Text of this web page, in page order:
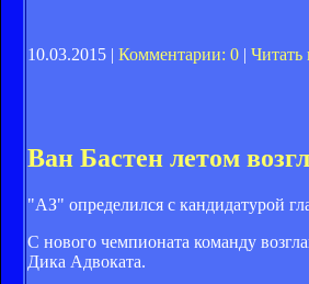
10.03.2015 | Комментарии: 0 | Читать
Ван Бастен летом
"АЗ" определился с кандидатурой
С нового чемпионата команду
Дика Адвоката.